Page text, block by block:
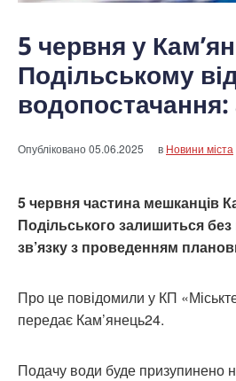
5 червня у
Подільському
Опубліковано05.06.2025 в Новини міста
5 червня частина мешканців
Подільського залишиться
зв’язку з проведенням
Про це повідомили у КП
передає Кам’янець24.
Подачу води буде призупинено